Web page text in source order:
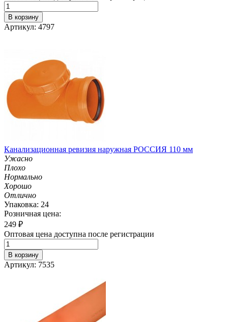
В корзину
Артикул: 4797
Канализационная ревизия наружная РОССИЯ 110 мм
Ужасно
Плохо
Нормально
Хорошо
Отлично
Упаковка: 24
Розничная цена:
249 ₽
Оптовая цена доступна после регистрации
В корзину
Артикул: 7535